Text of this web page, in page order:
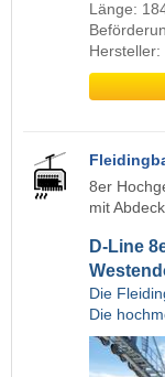
Länge:
8er
mit
D-Line
Die
Die